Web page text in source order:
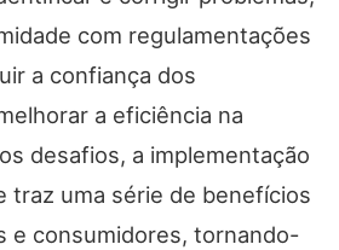
com regulamentações
a confiança dos
a eficiência na
desafios, a implementação
traz uma série de benefícios
e consumidores, tornando-